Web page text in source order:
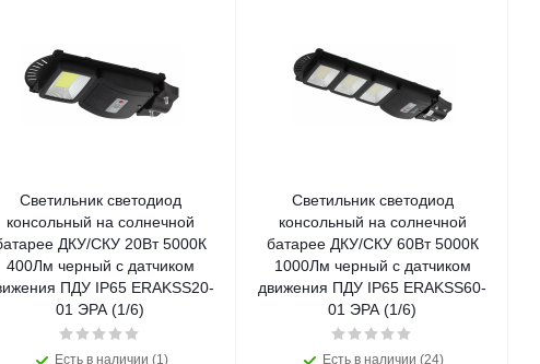
Светильник светодиод
консольный на солнечной
ДКУ/СКУ 20Вт 5000К
400Лм черный с датчиком
ПДУ IP65 ERAKSS20-
01 ЭРА (1/6)
Есть в наличии (1)
Светильник светодиод
консольный на солнечной
батарее ДКУ/СКУ 60Вт 5000К
1000Лм черный с датчиком
движения ПДУ IP65 ERAKSS60-
01 ЭРА (1/6)
Есть в наличии (24)